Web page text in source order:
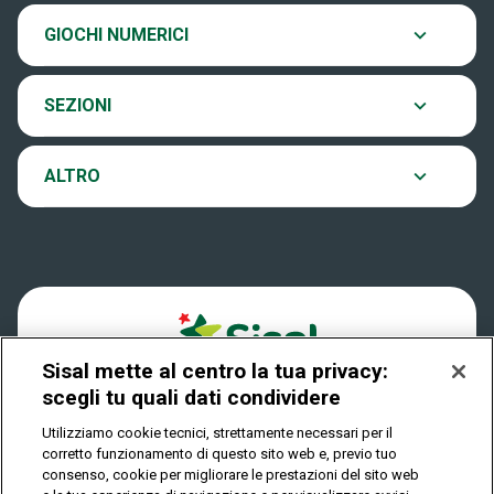
GIOCHI NUMERICI
Eurojackpot
VinciCasa
Play Your Date
SEZIONI
Ultima estrazione
Archivio estrazioni
Verifica vincite
ALTRO
Contatti
Notifiche
Privacy
IL GIOCO È VIETATO AI MINORI E PUÒ CAUSARE
Sisal mette al centro la tua privacy:
scegli tu quali dati condividere
Utilizziamo cookie tecnici, strettamente necessari per il
corretto funzionamento di questo sito web e, previo tuo
consenso, cookie per migliorare le prestazioni del sito web